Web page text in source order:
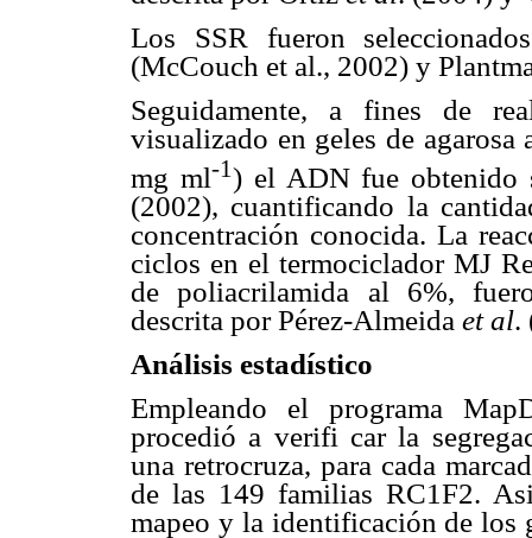
Los SSR fueron
(McCouch et al., 2002) y
Seguidamente, a fines de
visualizado en geles de
mg ml-1) el ADN fue obtenido
(2002), cuantificando la
concentración conocida. La
ciclos en el termociclador MJ
de poliacrilamida al 6%,
descrita por Pérez-Almeida et al.
Análisis estadístico
Empleando el programa
procedió a verifi car la
una retrocruza, para cada
de las 149 familias RC1F2.
mapeo y la identificación de los